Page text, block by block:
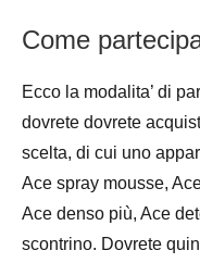
Come
Ecco la modalita’ di
dovrete dovrete
scelta, di cui uno
Ace spray mousse,
Ace denso più, Ace
scontrino. Dovrete